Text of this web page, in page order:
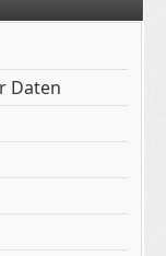
Daten